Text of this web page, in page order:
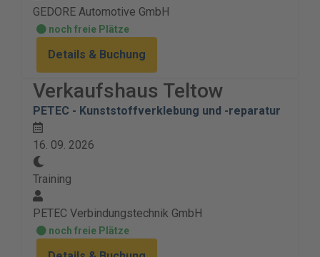
GEDORE Automotive GmbH
noch freie Plätze
Details & Buchung
Verkaufshaus Teltow
PETEC - Kunststoffverklebung und -reparatur
16. 09. 2026
Training
PETEC Verbindungstechnik GmbH
noch freie Plätze